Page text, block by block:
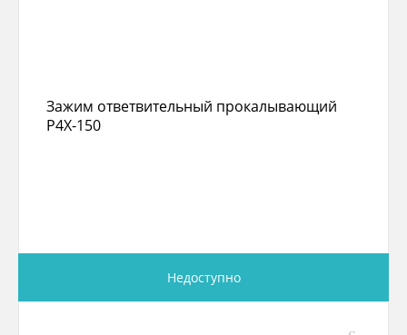
Зажим ответвительный прокалывающий
P4X-150
Недоступно